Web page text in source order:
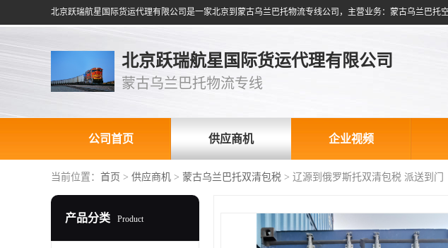
北京跃瑞航星国际货运代理有限公司
蒙古乌兰巴托物流专线
公司首页 供应商机 企业视频
当前位置： 首页 > 供应商机 > 蒙古乌兰巴托双清包税 > 辽源到俄罗斯托双清包税 派送到门
产品分类 Product